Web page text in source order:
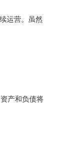
运营。虽然
产和负债将